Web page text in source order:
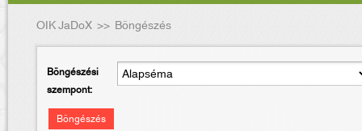
OIK JaDoX >> Böngészés
Böngészési
szempont:
Böngészés